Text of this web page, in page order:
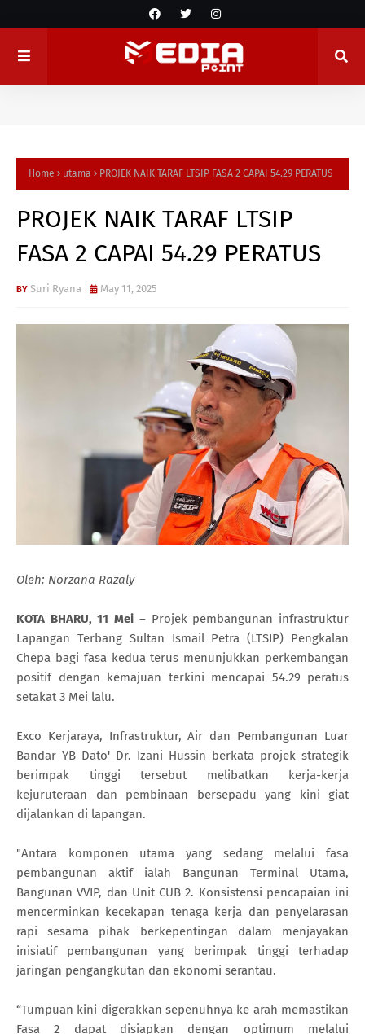
Home utama PROJEK NAIK TARAF LTSIP FASA 2 CAPAI 54.29 PERATUS
PROJEK NAIK TARAF LTSIP
FASA 2 CAPAI 54.29 PERATUS
Suri Ryana May 11, 2025
Oleh: Norzana Razaly
KOTA BHARU, 11 Mei – Projek pembangunan infrastruktur
Lapangan Terbang Sultan Ismail Petra (LTSIP) Pengkalan
Chepa bagi fasa kedua terus menunjukkan perkembangan
positif dengan kemajuan terkini mencapai 54.29 peratus
setakat 3 Mei lalu.
Exco Kerjaraya, Infrastruktur, Air dan Pembangunan Luar
Bandar YB Dato' Dr. Izani Hussin berkata projek strategik
berimpak tinggi tersebut melibatkan kerja-kerja
kejuruteraan dan pembinaan bersepadu yang kini giat
dijalankan di lapangan.
"Antara komponen utama yang sedang melalui fasa
pembangunan aktif ialah Bangunan Terminal Utama,
Bangunan VVIP, dan Unit CUB 2. Konsistensi pencapaian ini
mencerminkan kecekapan tenaga kerja dan penyelarasan
rapi sesama pihak berkepentingan dalam menjayakan
inisiatif pembangunan yang berimpak tinggi terhadap
jaringan pengangkutan dan ekonomi serantau.
“Tumpuan kini digerakkan sepenuhnya ke arah memastikan
Fasa 2 dapat disiapkan dengan optimum melalui